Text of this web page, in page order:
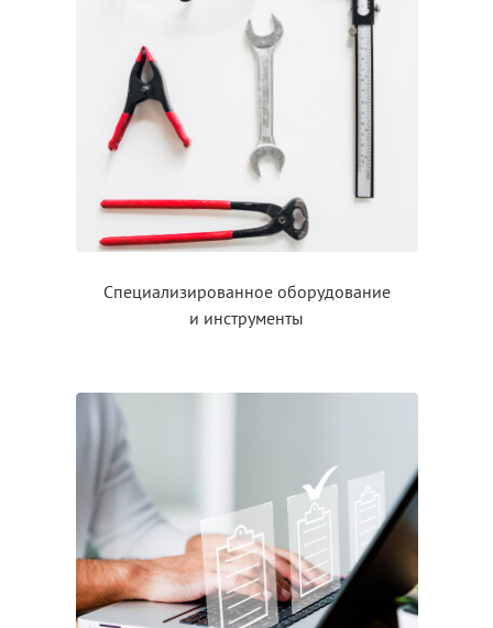
Специализированное оборудование
и инструменты